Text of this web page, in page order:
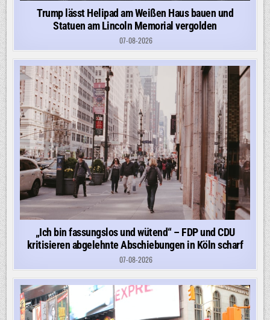
Trump lässt Helipad am Weißen Haus bauen und
Statuen am Lincoln Memorial vergolden
07-08-2026
„Ich bin fassungslos und wütend“ – FDP und CDU
kritisieren abgelehnte Abschiebungen in Köln scharf
07-08-2026